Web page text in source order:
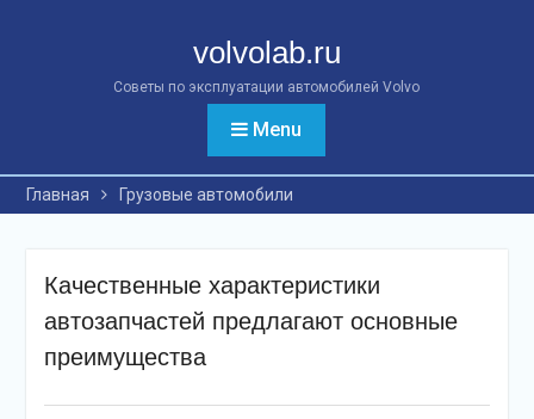
volvolab.ru
Советы по эксплуатации автомобилей Volvo
Menu
Главная Грузовые автомобили
Качественные характеристики
автозапчастей предлагают основные
преимущества